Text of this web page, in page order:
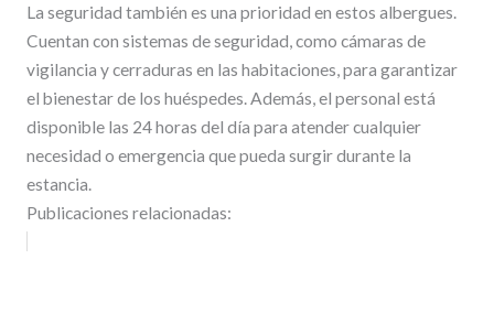
La seguridad también es una prioridad en estos albergues.
Cuentan con sistemas de seguridad, como cámaras de
vigilancia y cerraduras en las habitaciones, para garantizar
el bienestar de los huéspedes. Además, el personal está
disponible las 24 horas del día para atender cualquier
necesidad o emergencia que pueda surgir durante la
estancia.
Publicaciones relacionadas: